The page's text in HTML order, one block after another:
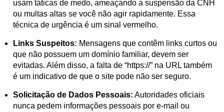
usam táticas de medo, ameaçando a suspensão da CNH
ou multas altas se você não agir rapidamente. Essa
técnica de urgência é um sinal vermelho.
Links Suspeitos: Mensagens que contêm links curtos ou
que não possuem um domínio familiar, devem ser
evitadas. Além disso, a falta de “https://” na URL também
é um indicativo de que o site pode não ser seguro.
Solicitação de Dados Pessoais: Autoridades oficiais
nunca pedem informações pessoais por e-mail ou